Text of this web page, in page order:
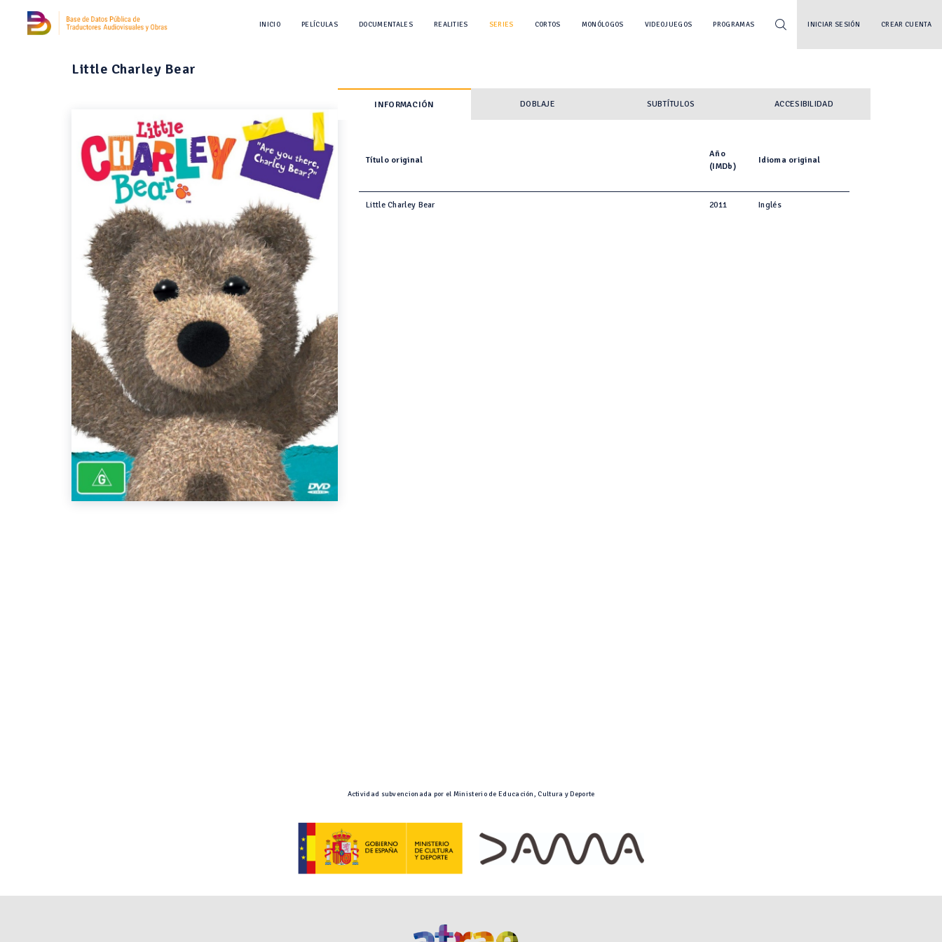
INICIO PELÍCULAS DOCUMENTALES REALITIES SERIES CORTOS MONÓLOGOS VIDEOJUEGOS PROGRAMAS INICIAR SESIÓN CREAR CUENTA
Little Charley Bear
INFORMACIÓN DOBLAJE SUBTÍTULOS ACCESIBILIDAD
Título original
Año
(IMDb)
Idioma original
Little Charley Bear 2011 Inglés
Actividad subvencionada por el Ministerio de Educación, Cultura y Deporte